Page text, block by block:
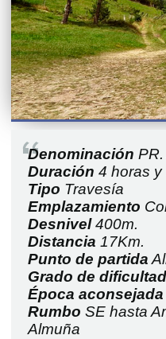
Denominación
Duración 4 horas y
Tipo Travesía
Emplazamiento
Desnivel400m.
Distancia 17Km.
Punto de partida
Grado de dificultad
Época aconsejada
Rumbo SE hasta
Almuña